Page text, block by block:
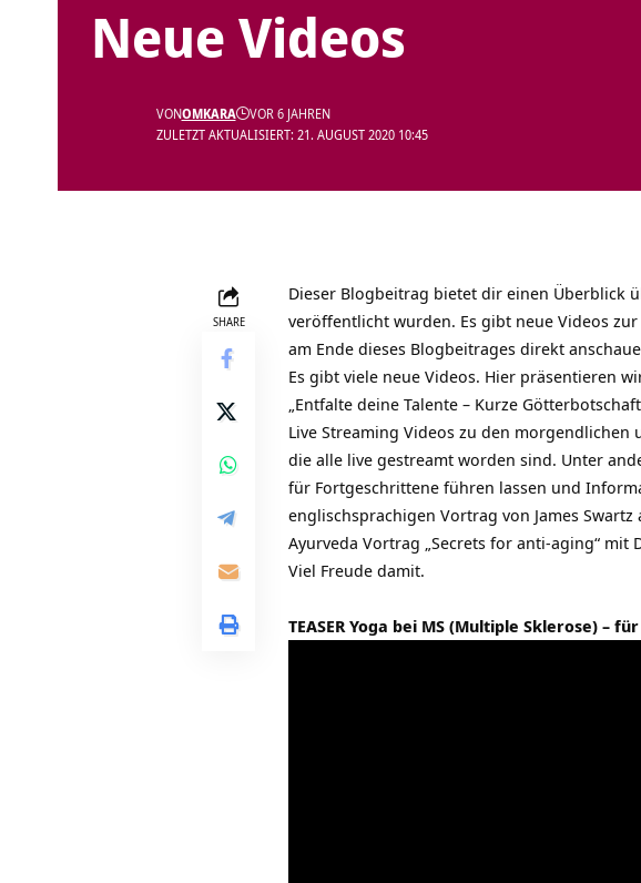
Neue Videos
ZULETZT AKTUALISIERT: 21. AUGUST 2020 10:45
VONOMKARA VOR 6 JAHREN
SHARE
Dieser Blogbeitrag bietet dir einen Überblick
veröffentlicht wurden. Es gibt neue Videos zur
am Ende dieses Blogbeitrages direkt
Es gibt viele neue Videos. Hier präsentieren
„Entfalte deine Talente – Kurze
Live Streaming Videos zu den
die alle live gestreamt worden sind. Unter
für Fortgeschrittene führen lassen und
englischsprachigen Vortrag von James
Ayurveda Vortrag „Secrets for anti-aging“ mit
Viel Freude damit.
TEASER Yoga bei MS (Multiple Sklerose) –